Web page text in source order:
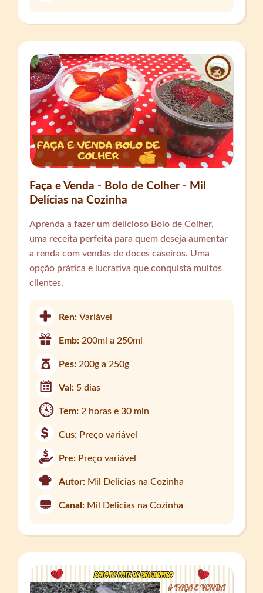
Faça e Venda - Bolo de Colher - Mil
Delícias na Cozinha
Aprenda a fazer um delicioso Bolo de Colher,
uma receita perfeita para quem deseja aumentar
a renda com vendas de doces caseiros. Uma
opção prática e lucrativa que conquista muitos
clientes.
Ren:Variável
Emb: 200ml a 250ml
Pes: 200g a 250g
Val: 5 dias
Tem: 2 horas e 30 min
Cus: Preço variável
Pre: Preço variável
Autor: Mil Delicias na Cozinha
Canal: Mil Delicias na Cozinha